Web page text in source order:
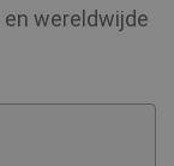
wereldwijde